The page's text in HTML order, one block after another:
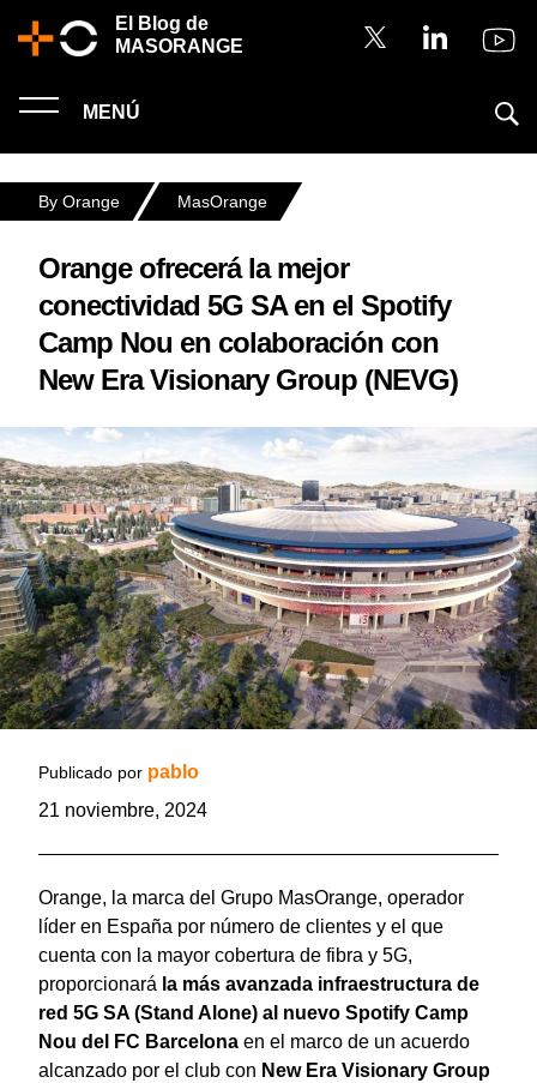
El Blog de
MASORANGE
MENÚ
By Orange MasOrange
Orange ofrecerá la mejor
conectividad 5G SA en el Spotify
Camp Nou en colaboración con
New Era Visionary Group (NEVG)
Publicado por pablo
21 noviembre, 2024
Orange, la marca del Grupo MasOrange, operador
líder en España por número de clientes y el que
cuenta con la mayor cobertura de fibra y 5G,
proporcionará la más avanzada infraestructura de
red 5G SA (Stand Alone) al nuevo Spotify Camp
Nou del FC Barcelona en el marco de un acuerdo
alcanzado por el club con New Era Visionary Group